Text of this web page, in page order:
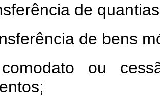
de
de bens
ou